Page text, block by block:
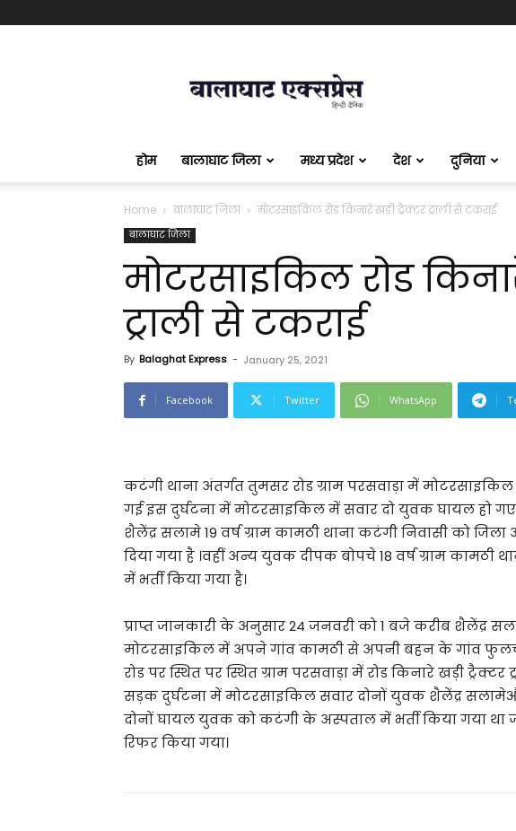
एक्सप्रेस
होम बालाघाट जिला मध्य प्रदेश देश दुनिया
Home बालाघाट जिला मोटरसाइकिल रोड किनारे खड़ी ट्रैक्टर ट्राली से टकराई
बालाघाट जिला
मोटरसाइकिल रोड
ट्राली से टकराई
By Balaghat Express - January 25, 2021
Facebook Twitter WhatsApp
कटंगी थाना अंतर्गत तुमसर रोड ग्राम परसवाड़ा में मोटरसाइकिल
गई इस दुर्घटना में मोटरसाइकिल में सवार दो युवक घायल हो
शैलेंद्र सलामे 19 वर्ष ग्राम कामठी थाना कटंगी निवासी को
दिया गया है ।वहीं अन्य युवक दीपक बोपचे 18 वर्ष ग्राम कामठी
में भर्ती किया गया है।
प्राप्त जानकारी के अनुसार 24 जनवरी को 1 बजे करीब शैलेंद्र
मोटरसाइकिल में अपने गांव कामठी से अपनी बहन के गांव
रोड पर स्थित पर स्थित ग्राम परसवाड़ा में रोड किनारे खड़ी
सड़क दुर्घटना में मोटरसाइकिल सवार दोनों युवक शैलेंद्र
दोनों घायल युवक को कटंगी के अस्पताल में भर्ती किया गया था
रिफर किया गया।